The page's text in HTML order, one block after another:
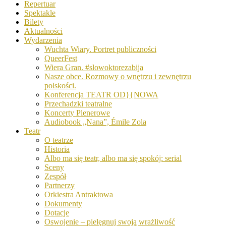
Repertuar
Spektakle
Bilety
Aktualności
Wydarzenia
Wuchta Wiary. Portret publiczności
QueerFest
Wiera Gran. #slowoktorezabija
Nasze obce. Rozmowy o wnętrzu i zewnętrzu
polskości.
Konferencja TEATR OD}{NOWA
Przechadzki teatralne
Koncerty Plenerowe
Audiobook „Nana”, Émile Zola
Teatr
O teatrze
Historia
Albo ma się teatr, albo ma się spokój: serial
Sceny
Zespół
Partnerzy
Orkiestra Antraktowa
Dokumenty
Dotacje
Oswojenie – pielęgnuj swoją wrażliwość